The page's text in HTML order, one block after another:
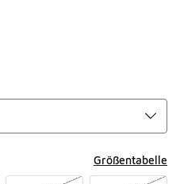
1 bis 1 von 1 an.
Größentabelle